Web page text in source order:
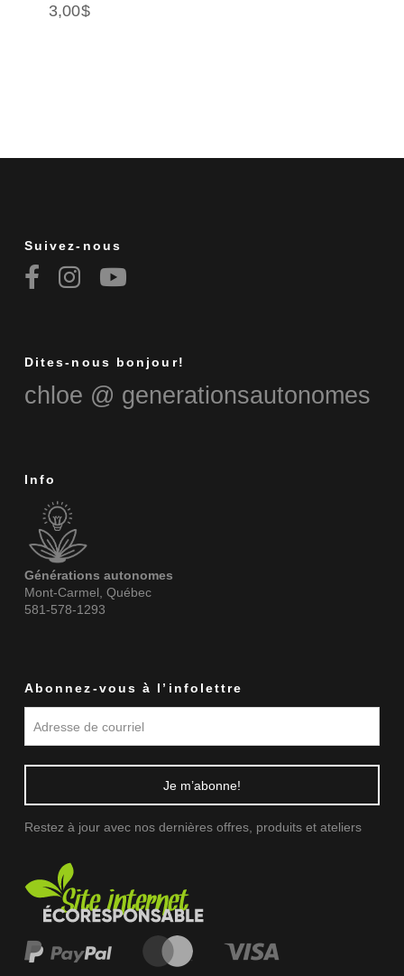
3,00$
Suivez-nous
Dites-nous bonjour!
chloe @ generationsautonomes
Info
Générations autonomes
Mont-Carmel, Québec
581-578-1293
Abonnez-vous à l’infolettre
Restez à jour avec nos dernières offres, produits et ateliers